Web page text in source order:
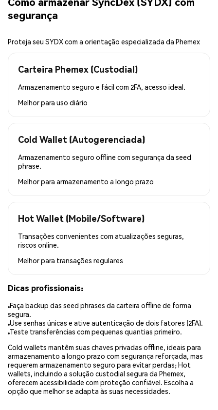
segurança
Proteja seu SYDX com a orientação especializada da Phemex
Carteira Phemex (Custodial)
Armazenamento seguro e fácil com 2FA, acesso ideal.
Melhor para uso diário
Cold Wallet (Autogerenciada)
Armazenamento seguro offline com segurança da seed
phrase.
Melhor para armazenamento a longo prazo
Hot Wallet (Mobile/Software)
Transações convenientes com atualizações seguras,
riscos online.
Melhor para transações regulares
Dicas profissionais:
Faça backup das seed phrases da carteira offline de forma
segura.
Use senhas únicas e ative autenticação de dois fatores (2FA).
Teste transferências com pequenas quantias primeiro.
Cold wallets mantêm suas chaves privadas offline, ideais para
armazenamento a longo prazo com segurança reforçada, mas
requerem armazenamento seguro para evitar perdas; Hot
wallets, incluindo a solução custodial segura da Phemex,
oferecem acessibilidade com proteção confiável. Escolha a
opção que melhor se adapta às suas necessidades.